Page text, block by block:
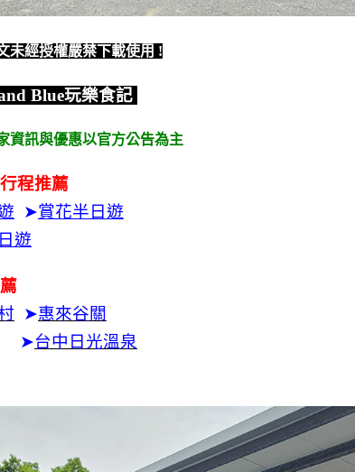
未經授權嚴禁下載使用 !
Blue玩樂食記
資訊與優惠以官方公告為主
程推薦
➤賞花半日遊
遊
➤惠來谷關
➤台中日光溫泉